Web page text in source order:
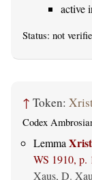
active
Status: not
↑ Token:
Codex
Lemma
WS 1910, p.
Xaus, D. Xau